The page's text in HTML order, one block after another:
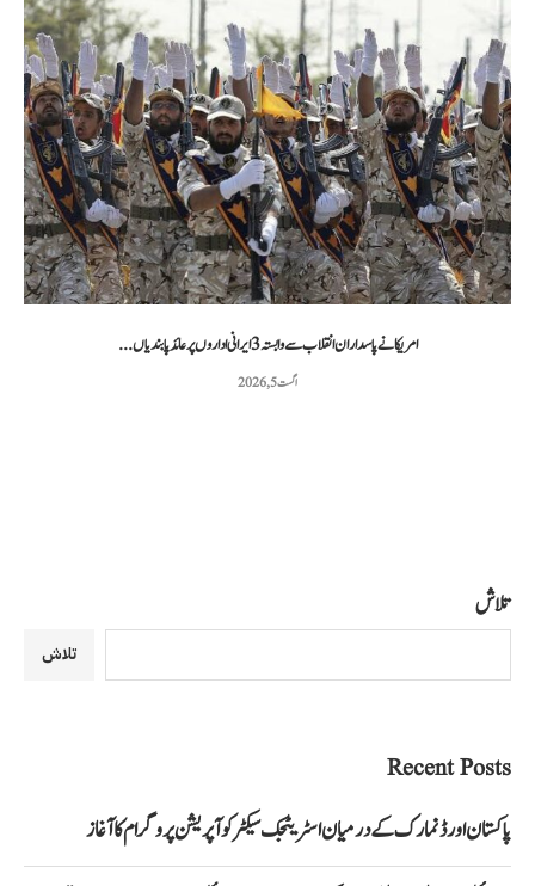
امریکا نے پاسداران انقلاب سے وابستہ 3 ایرانی اداروں پر عائد پابندیاں...
اگست 5, 2026
تلاش
تلاش
Recent Posts
پاکستان اور ڈنمارک کے درمیان اسٹریٹجک سیکٹر کوآپریشن پروگرام کا آغاز